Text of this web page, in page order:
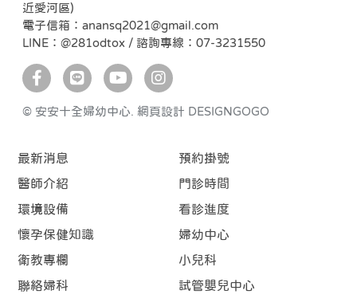
近愛河區)
電子信箱：anansq2021@gmail.com
LINE：@281odtox / 諮詢專線：07-3231550
© 安安十全婦幼中心. 網頁設計 DESIGNGOGO
最新消息
預約掛號
醫師介紹
門診時間
環境設備
看診進度
懷孕保健知識
婦幼中心
衛教專欄
小兒科
聯絡婦科
試管嬰兒中心